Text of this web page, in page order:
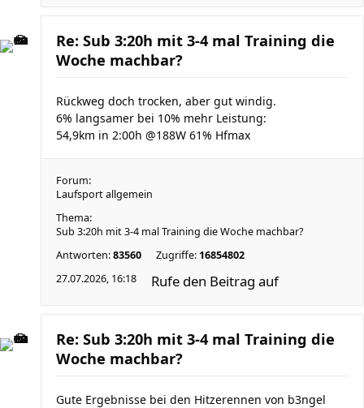
Re: Sub 3:20h mit 3-4 mal Training die
Woche machbar?
Rückweg doch trocken, aber gut windig.
6% langsamer bei 10% mehr Leistung:
54,9km in 2:00h @188W 61% Hfmax
Forum:
Laufsport allgemein
Thema:
Sub 3:20h mit 3-4 mal Training die Woche machbar?
Antworten:83560 Zugriffe: 16854802
27.07.2026, 16:18
Rufe den Beitrag auf
Re: Sub 3:20h mit 3-4 mal Training die
Woche machbar?
Gute Ergebnisse bei den Hitzerennen von b3ngel